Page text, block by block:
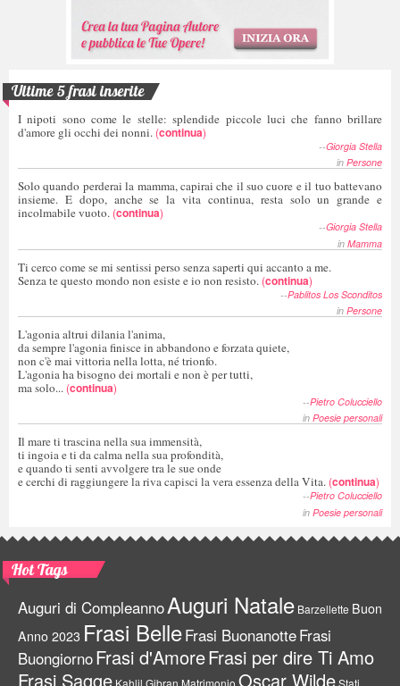
Ultime 5 frasi inserite
I nipoti sono come le stelle: splendide piccole luci che fanno brillare
d'amore gli occhi dei nonni. (continua)
--Giorgia Stella
in Persone
Solo quando perderai la mamma, capirai che il suo cuore e il tuo battevano
insieme. E dopo, anche se la vita continua, resta solo un grande e
incolmabile vuoto. (continua)
--Giorgia Stella
in Mamma
Ti cerco come se mi sentissi perso senza saperti qui accanto a me.
Senza te questo mondo non esiste e io non resisto. (continua)
--Pablitos Los Sconditos
in Persone
L'agonia altrui dilania l'anima,
da sempre l'agonia finisce in abbandono e forzata quiete,
non c'è mai vittoria nella lotta, né trionfo.
L'agonia ha bisogno dei mortali e non è per tutti,
ma solo... (continua)
--Pietro Colucciello
in Poesie personali
Il mare ti trascina nella sua immensità,
ti ingoia e ti da calma nella sua profondità,
e quando ti senti avvolgere tra le sue onde
e cerchi di raggiungere la riva capisci la vera essenza della Vita. (continua)
--Pietro Colucciello
in Poesie personali
Hot Tags
Auguri di CompleannoAuguri Natale Barzellette Buon
Anno 2023 Frasi BelleFrasi BuonanotteFrasi
BuongiornoFrasi d'AmoreFrasi per dire Ti Amo
Frasi Sagge Kahlil Gibran Matrimonio Oscar WildeStati